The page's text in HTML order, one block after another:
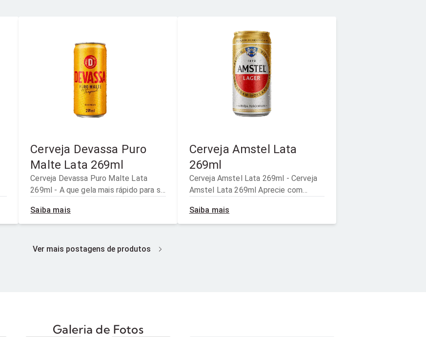
Cerveja Devassa Puro
Malte Lata 269ml
Cerveja Devassa Puro Malte Lata
269ml - A que gela mais rápido para se
moderação. Venda e consumo
proibidos para menores de 18 anos.
Saiba mais
Cerveja Amstel Lata
269ml
Cerveja Amstel Lata 269ml - Cerveja
Amstel Lata 269ml Aprecie com
proibidos para menores de 18 anos.
Saiba mais
Ver mais postagens de produtos
Galeria de Fotos